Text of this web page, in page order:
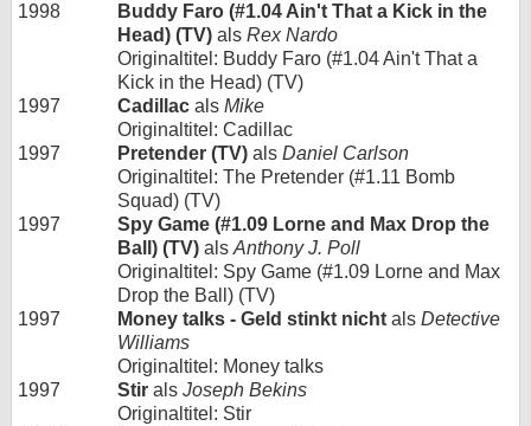
1998
Buddy Faro (#1.04 Ain't That a Kick in the
Head) (TV) als Rex Nardo
Originaltitel: Buddy Faro (#1.04 Ain't That a
Kick in the Head) (TV)
1997
Cadillac als Mike
Originaltitel: Cadillac
1997
Pretender (TV) als Daniel Carlson
Originaltitel: The Pretender (#1.11 Bomb
Squad) (TV)
1997
Spy Game (#1.09 Lorne and Max Drop the
Ball) (TV) als Anthony J. Poll
Originaltitel: Spy Game (#1.09 Lorne and Max
Drop the Ball) (TV)
1997
Money talks - Geld stinkt nicht als Detective
Williams
Originaltitel: Money talks
1997
Stir als Joseph Bekins
Originaltitel: Stir